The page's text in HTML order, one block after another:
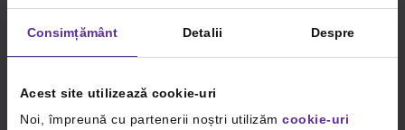
Consimțământ Detalii Despre
Acest site utilizează cookie-uri
Noi, împreună cu partenerii noștri utilizăm cookie-uri